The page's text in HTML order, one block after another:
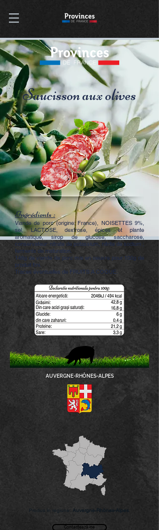
Saucisson aux olives
Ingrédients :
Viande de porc (origine: France), NOISETTES 9%,
sel, LACTOSE, dextrose, épices et plante
aromatique, sirop de glucose, saccharose,
conservateur: nitrate de potassium, nitrite de sodium ;
ferments de maturation.
148g de viande de porc mis en oeuvre pour 100g de
produit fini.
Traces éventuelles de FRUITS A COQUE.
AUVERGNE-RHÔNES-ALPES
Produs în regiune: Auvergne-Rhônes-Alpes .
Contactează-ne